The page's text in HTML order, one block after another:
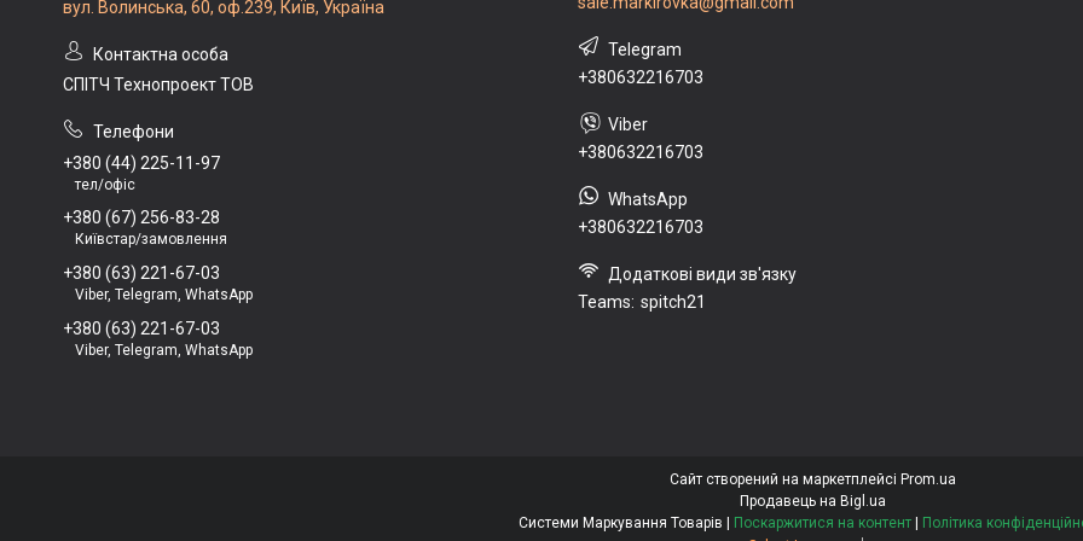
вул. Волинська, 60, оф.239, Київ, Україна
СПІТЧ Технопроект ТОВ
+380 (44) 225-11-97
тел/офіс
+380 (67) 256-83-28
Київстар/замовлення
+380 (63) 221-67-03
Viber, Telegram, WhatsApp
+380 (63) 221-67-03
Viber, Telegram, WhatsApp
+380632216703
+380632216703
+380632216703
Teams spitch21
Сайт створений на маркетплейсі Prom.ua
Продавець на Bigl.ua
Поскаржитися на контент
Політика